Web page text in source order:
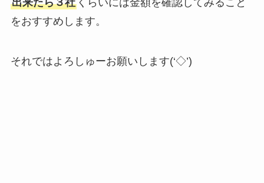
出来たら３社くらいには金額を確認してみること
をおすすめします。
それではよろしゅーお願いします(‘◇’)ゞ